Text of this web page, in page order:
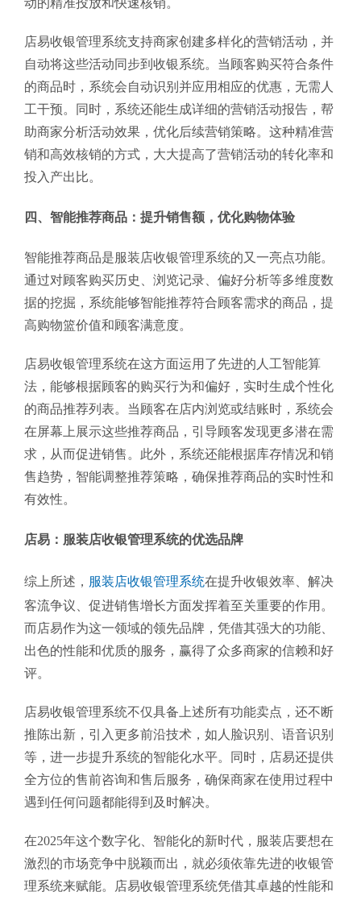
动的精准投放和快速核销。
店易收银管理系统支持商家创建多样化的营销活动，并
自动将这些活动同步到收银系统。当顾客购买符合条件
的商品时，系统会自动识别并应用相应的优惠，无需人
工干预。同时，系统还能生成详细的营销活动报告，帮
助商家分析活动效果，优化后续营销策略。这种精准营
销和高效核销的方式，大大提高了营销活动的转化率和
投入产出比。
四、智能推荐商品：提升销售额，优化购物体验
智能推荐商品是服装店收银管理系统的又一亮点功能。
通过对顾客购买历史、浏览记录、偏好分析等多维度数
据的挖掘，系统能够智能推荐符合顾客需求的商品，提
高购物篮价值和顾客满意度。
店易收银管理系统在这方面运用了先进的人工智能算
法，能够根据顾客的购买行为和偏好，实时生成个性化
的商品推荐列表。当顾客在店内浏览或结账时，系统会
在屏幕上展示这些推荐商品，引导顾客发现更多潜在需
求，从而促进销售。此外，系统还能根据库存情况和销
售趋势，智能调整推荐策略，确保推荐商品的实时性和
有效性。
店易：服装店收银管理系统的优选品牌
综上所述， 服装店收银管理系统在提升收银效率、解决
客流争议、促进销售增长方面发挥着至关重要的作用。
而店易作为这一领域的领先品牌，凭借其强大的功能、
出色的性能和优质的服务，赢得了众多商家的信赖和好
评。
店易收银管理系统不仅具备上述所有功能卖点，还不断
推陈出新，引入更多前沿技术，如人脸识别、语音识别
等，进一步提升系统的智能化水平。同时，店易还提供
全方位的售前咨询和售后服务，确保商家在使用过程中
遇到任何问题都能得到及时解决。
在2025年这个数字化、智能化的新时代，服装店要想在
激烈的市场竞争中脱颖而出，就必须依靠先进的收银管
理系统来赋能。店易收银管理系统凭借其卓越的性能和